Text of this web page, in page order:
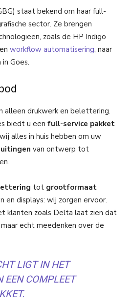
staat bekend om haar full-
sector. Ze brengen
zoals de HP Indigo
workflow automatisering, naar
Goes.
alleen drukwerk en belettering.
biedt u een full-service pakket
alles in huis hebben om uw
van ontwerp tot
tot grootformaat
en displays: wij zorgen ervoor.
klanten zoals Delta laat zien dat
echt meedenken over de
LIGT IN HET
EEN COMPLEET